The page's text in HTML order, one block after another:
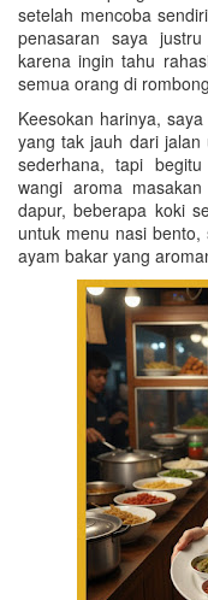
setelah mencoba
penasaran saya
karena ingin tahu
semua orang di
Keesokan harinya,
yang tak jauh dari
sederhana, tapi
wangi aroma
dapur, beberapa koki
untuk menu nasi
ayam bakar yang